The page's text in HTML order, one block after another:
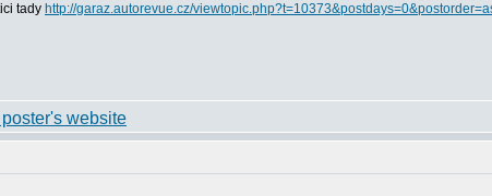
tady http://garaz.autorevue.cz/